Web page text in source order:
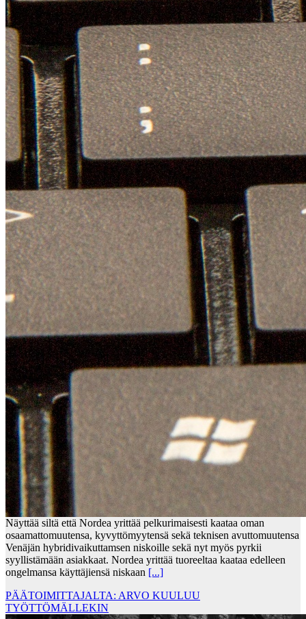
Näyttää siltä että Nordea yrittää pelkurimaisesti kaataa oman
osaamattomuutensa, kyvyttömyytensä sekä teknisen avuttomuutensa
Venäjän hybridivaikuttamsen niskoille sekä nyt myös pyrkii
syyllistämään asiakkaat. Nordea yrittää tuoreeltaa kaataa edelleen
ongelmansa käyttäjiensä niskaan [...]
PÄÄTOIMITTAJALTA: ARVO KUULUU
TYÖTTÖMÄLLEKIN